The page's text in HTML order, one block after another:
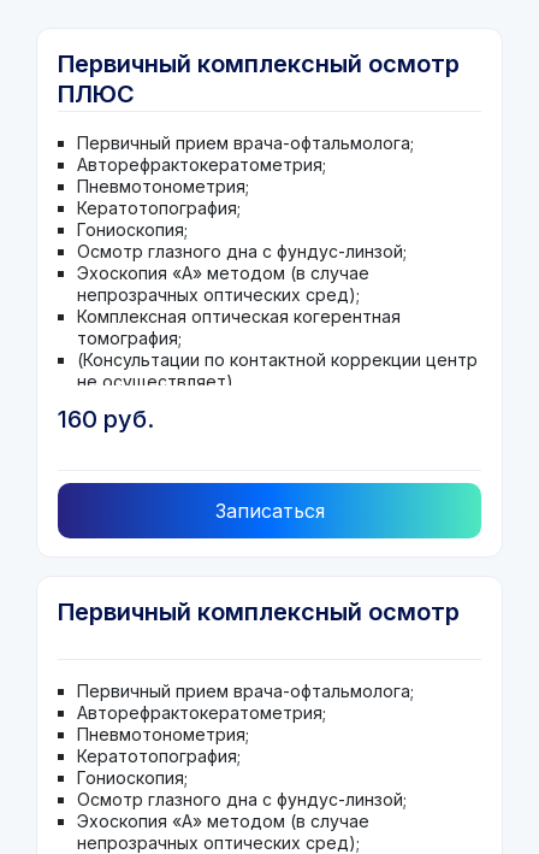
Первичный комплексный осмотр
ПЛЮС
Первичный прием врача-офтальмолога;
Авторефрактокератометрия;
Пневмотонометрия;
Кератотопография;
Гониоскопия;
Осмотр глазного дна с фундус-линзой;
Эхоскопия «А» методом (в случае
непрозрачных оптических сред);
Комплексная оптическая когерентная
томография;
(Консультации по контактной коррекции центр
не осуществляет)
160 руб.
Записаться
Первичный комплексный осмотр
Первичный прием врача-офтальмолога;
Авторефрактокератометрия;
Пневмотонометрия;
Кератотопография;
Гониоскопия;
Осмотр глазного дна с фундус-линзой;
Эхоскопия «А» методом (в случае
непрозрачных оптических сред);